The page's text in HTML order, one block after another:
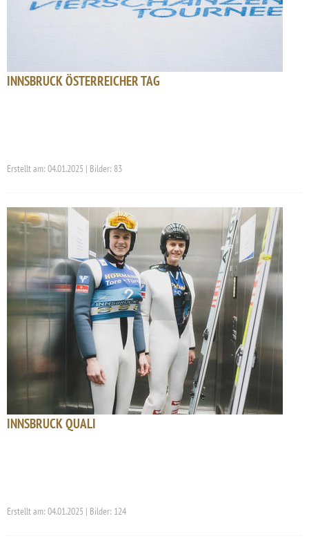
INNSBRUCK ÖSTERREICHER TAG
Erstellt am: 04.01.2025 | Bilder: 83
INNSBRUCK QUALI
Erstellt am: 04.01.2025 | Bilder: 124